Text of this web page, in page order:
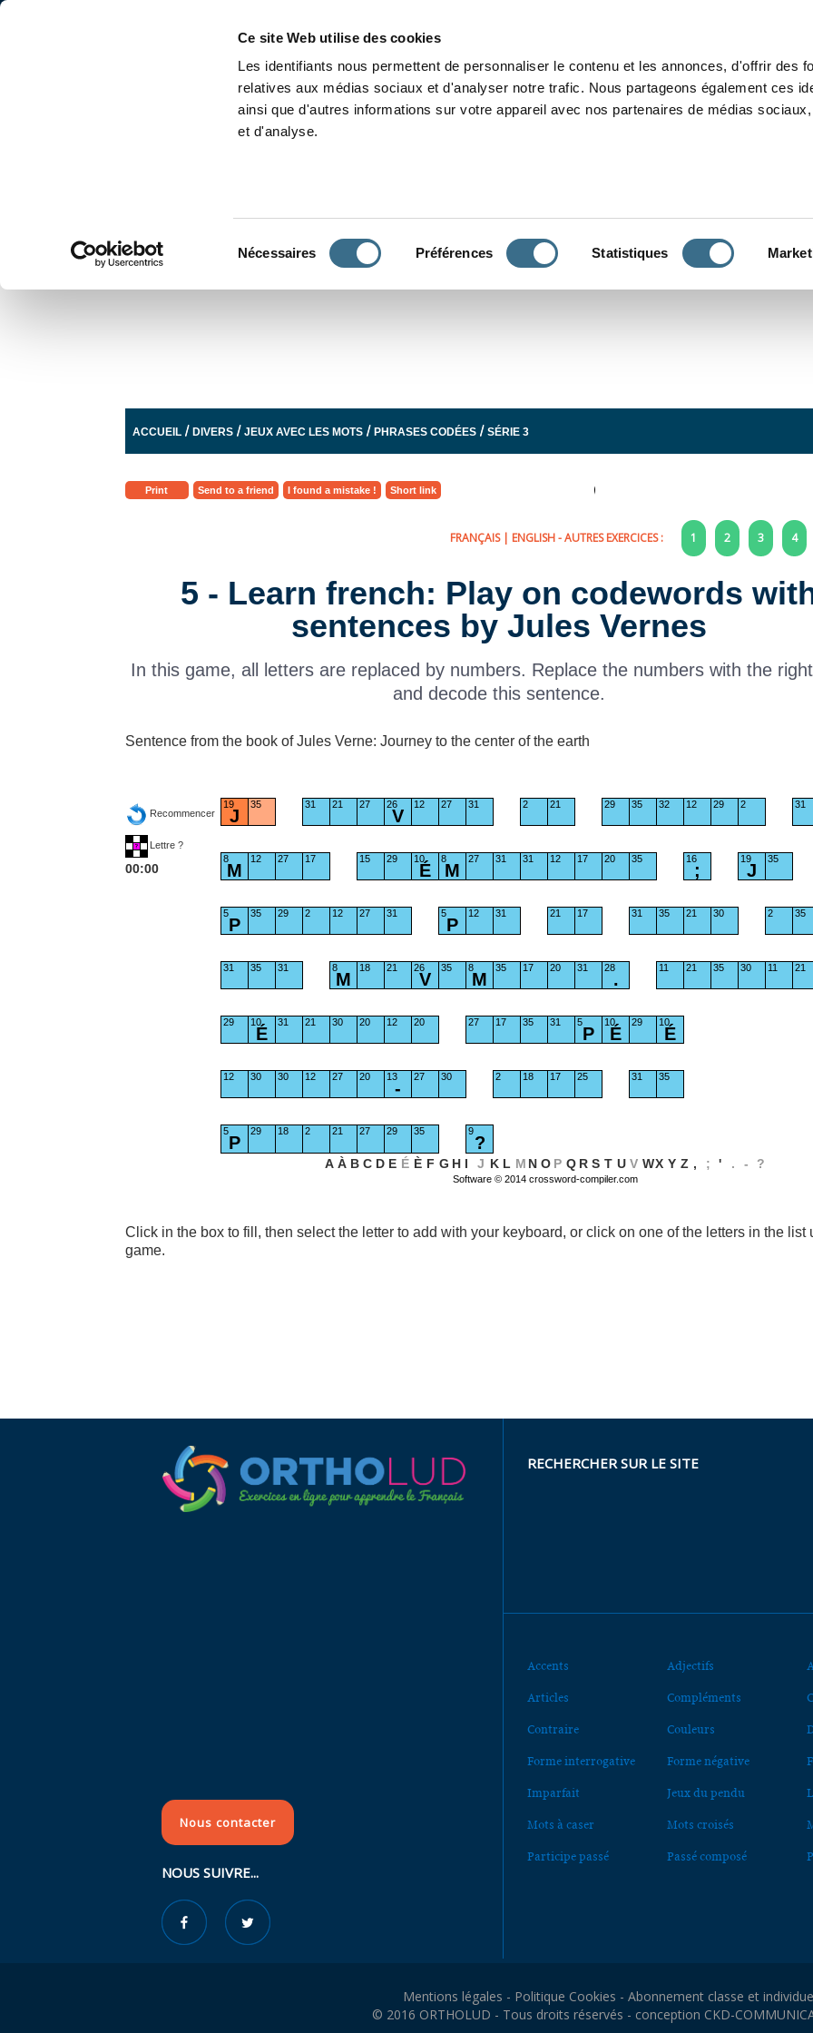
Ce site Web utilise des cookies
Les identifiants nous permettent de personnaliser le contenu et les annonces, d'offrir des
relatives aux médias sociaux et d'analyser notre trafic. Nous partageons également ces
ainsi que d'autres informations sur votre appareil avec nos partenaires de médias
et d'analyse.
Nécessaires Préférences Statistiques
ACCUEIL/ DIVERS/ JEUX AVEC LES MOTS/ PHRASES CODÉES/ SÉRIE 3
Print Send to a friend I found a mistake ! Short link
FRANÇAIS| ENGLISH- AUTRES EXERCICES : 1 2 3 4
5 - Learn french: Play on codewords
sentences by Jules Vernes
In this game, all letters are replaced by numbers. Replace the numbers with the
and decode this sentence.
Sentence from the book of Jules Verne: Journey to the center of the earth
Recommencer
Lettre ?
00:00
19
J
8
M
5
P
31
29
12
5
P
35
12
35
35
10
É
30
29
27
29
31
31
30
18
31
17
2
21
12
2
21
12
8
M
30
27
21
27
15
27
18
20
20
27
26
V
29
31
21
12
13
-
29
12
10
É
26
V
20
27
35
27
8
M
5
P
35
30
31
27
12
8
M
27
9
?
31
31
35
17
2
2
31
17
35
18
21
12
21
20
31
17
17
17
31
5
P
25
29
20
28
.
10
É
35
35
31
29
31
32
35
11
10
É
35
12
16
;
21
21
29
30
35
2
19
J
30
35
2
11
31
35
21
A À B C D E É È F G H I J K L M N O P Q R S T U V WX Y Z , ; ' . - ?
Software © 2014 crossword-compiler.com
Click in the box to fill, then select the letter to add with your keyboard, or click on one of the letters in the list
game.
Nous contacter
NOUS SUIVRE...
RECHERCHER SUR LE SITE
Accents Adjectifs
Articles Compléments
Contraire Couleurs
Forme interrogative Forme négative
Imparfait Jeux du pendu
Mots à caser Mots croisés
Participe passé Passé composé
Mentions légales - Politique Cookies - Abonnement classe et
© 2016 ORTHOLUD - Tous droits réservés - conception CKD-